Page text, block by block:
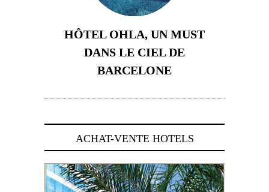
HÔTEL OHLA, UN MUST
DANS LE CIEL DE
BARCELONE
ACHAT-VENTE HOTELS